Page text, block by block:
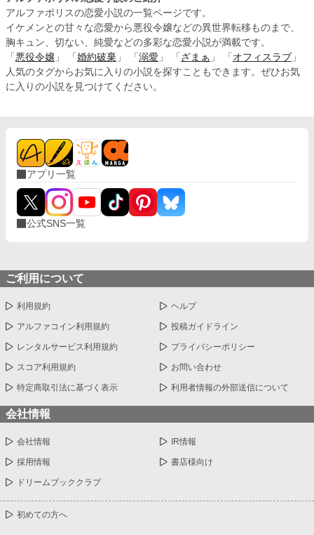
アルファポリスの恋愛小説の一覧ページです。
イケメンとの甘々な恋愛から悪役令嬢などの異世界転移ものまで、
胸キュン、切ない、純愛などの多彩な恋愛小説が満載です。
「 悪役令嬢 」 「 婚約破棄 」 「 溺愛 」 「 ざまぁ 」 「 オフィスラブ 」
人気のタグからお気に入りの小説を探すこともできます。ぜひお気
に入りの小説を見つけてください。
アプリ一覧
公式SNS一覧
ご利用について
利用規約 ヘルプ
アルファコイン利用規約 投稿ガイドライン
レンタルサービス利用規約 プライバシーポリシー
スコア利用規約 お問い合わせ
特定商取引法に基づく表示 利用者情報の外部送信について
会社情報
会社情報 IR情報
採用情報 書店様向け
ドリームブッククラブ
初めての方へ